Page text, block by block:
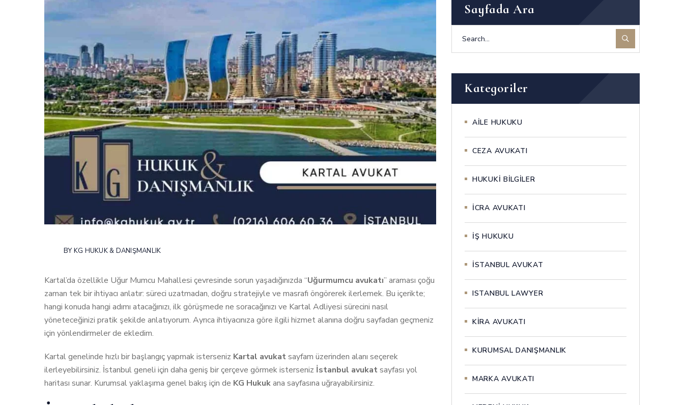
BYKG HUKUK & DANIŞMANLIK
Kartal’da özellikle Uğur Mumcu Mahallesi çevresinde sorun yaşadığınızda “Uğurmumcu avukatı” araması çoğu
zaman tek bir ihtiyacı anlatır: süreci uzatmadan, doğru stratejiyle ve masrafı öngörerek ilerlemek. Bu içerikte;
hangi konuda hangi adımı atacağınızı, ilk görüşmede ne soracağınızı ve Kartal Adliyesi sürecini nasıl
yöneteceğinizi pratik şekilde anlatıyorum. Ayrıca ihtiyacınıza göre ilgili hizmet alanına doğru sayfadan geçmeniz
için yönlendirmeler de ekledim.
Kartal genelinde hızlı bir başlangıç yapmak isterseniz Kartal avukatsayfam üzerinden alanı seçerek
ilerleyebilirsiniz. İstanbul geneli için daha geniş bir çerçeve görmek isterseniz İstanbul avukatsayfası yol
haritası sunar. Kurumsal yaklaşıma genel bakış için de KG Hukukana sayfasına uğrayabilirsiniz.
Sayfada Ara
Kategoriler
AİLE HUKUKU
CEZA AVUKATI
HUKUKİ BİLGİLER
İCRA AVUKATI
İŞ HUKUKU
İSTANBUL AVUKAT
ISTANBUL LAWYER
KİRA AVUKATI
KURUMSAL DANIŞMANLIK
MARKA AVUKATI